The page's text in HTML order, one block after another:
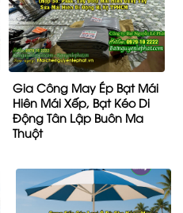
Gia Công May Ép Bạt Mái
Hiên Mái Xếp, Bạt Kéo Di
Động Tân Lập Buôn Ma
Thuột